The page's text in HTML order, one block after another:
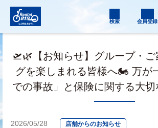
検索 会員登録
🛫🌿【お知らせ】グループ・
グを楽しまれる皆様へ🏍️ 万が
での事故」と保険に関する大
2026/05/28 店舗からのお知らせ